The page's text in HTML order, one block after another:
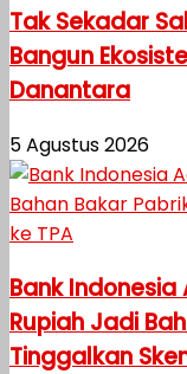
Tak Sekadar
Bangun
Danantara
5 Agustus 2026
Bank Indonesia
Rupiah Jadi
Tinggalkan